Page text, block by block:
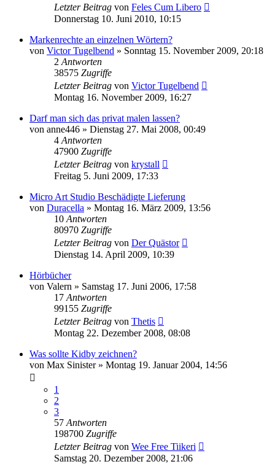
Letzter Beitrag von Feles Cum Libero
Donnerstag 10. Juni 2010, 10:15
Markenrechte an einzelnen Wörtern?
von Victor Tugelbend » Sonntag 15. November 2009, 20:18
2 Antworten
38575 Zugriffe
Letzter Beitrag von Victor Tugelbend
Montag 16. November 2009, 16:27
Darf man sich das privat malen lassen?
von anne446 » Dienstag 27. Mai 2008, 00:49
4 Antworten
47900 Zugriffe
Letzter Beitrag von krystall
Freitag 5. Juni 2009, 17:33
Micro Art Studio Beschädigte Lieferung
von Duracella » Montag 16. März 2009, 13:56
10 Antworten
80970 Zugriffe
Letzter Beitrag von Der Quästor
Dienstag 14. April 2009, 10:39
Hörbücher
von Valern » Samstag 17. Juni 2006, 17:58
17 Antworten
99155 Zugriffe
Letzter Beitrag von Thetis
Montag 22. Dezember 2008, 08:08
Was sollte Kidby zeichnen?
von Max Sinister» Montag 19. Januar 2004, 14:56
1
2
3
57 Antworten
198700 Zugriffe
Letzter Beitrag von Wee Free Tiikeri
Samstag 20. Dezember 2008, 21:06